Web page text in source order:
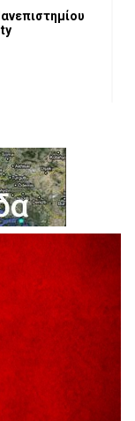
Περιβόλι –
προς κ.